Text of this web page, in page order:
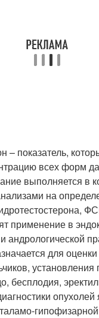
– показатель,
всех форм
выполняется в
на
применение в
андрологической
для
установления
бесплодия,
опухолей